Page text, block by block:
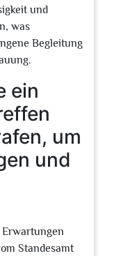
und
was
Begleitung
ein
um
und
Standesamt